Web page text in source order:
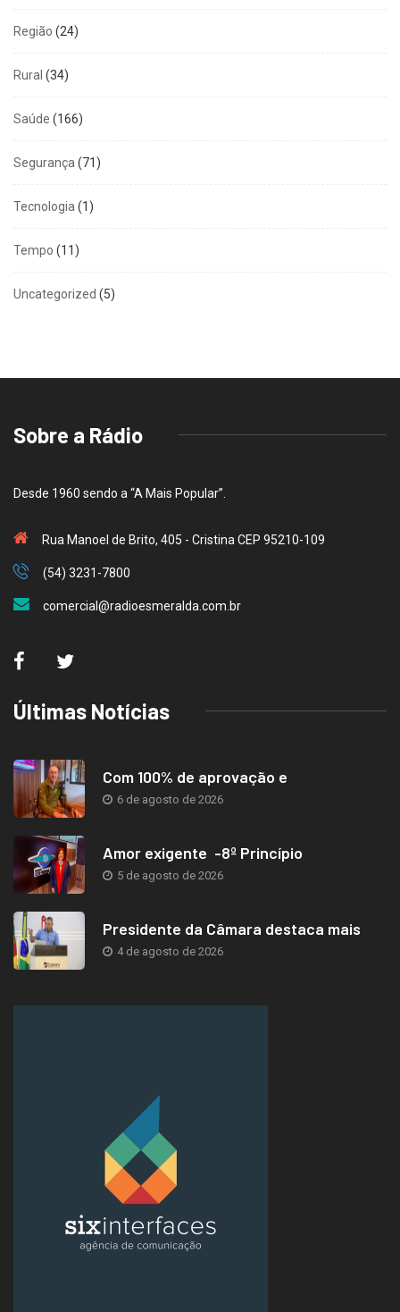
Região (24)
Rural (34)
Saúde (166)
Segurança (71)
Tecnologia (1)
Tempo (11)
Uncategorized (5)
Sobre a Rádio
Desde 1960 sendo a “A Mais Popular”.
Rua Manoel de Brito, 405 - Cristina CEP 95210-109
(54) 3231-7800
comercial@radioesmeralda.com.br
Últimas Notícias
Com 100% de aprovação e
6 de agosto de 2026
Amor exigente -8º Princípio
5 de agosto de 2026
Presidente da Câmara destaca mais
4 de agosto de 2026